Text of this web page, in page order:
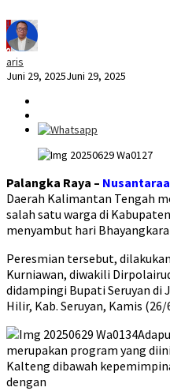
aris
Juni 29, 2025Juni 29, 2025
Palangka Raya –
Daerah Kalimantan Tengah
salah satu warga di
menyambut hari Bhayangkara
Peresmian tersebut,
Kurniawan, diwakili
didampingi Bupati Seruyan di
Hilir, Kab. Seruyan, Kamis (26/
merupakan program yang
Kalteng dibawah
dengan